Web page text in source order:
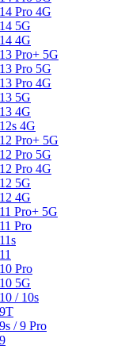
Pro 4G
5G
4G
Pro+ 5G
Pro 5G
Pro 4G
5G
4G
4G
Pro+ 5G
Pro 5G
Pro 4G
5G
4G
Pro+ 5G
Pro
Pro
5G
/ 10s
/ 9 Pro